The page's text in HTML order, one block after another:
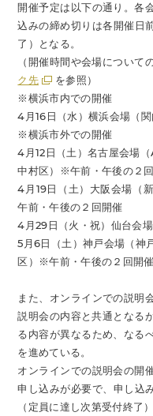
開催予定は以下の通り。各
込みの締め切りは各開催日
了）となる。
（開催時間や会場について
ク先
を参照）
※横浜市内での開催
4月16日（水）横浜会場（関
※横浜市外での開催
4月12日（土）名古屋会場
中村区）※午前・午後の２
4月19日（土）大阪会場（
午前・午後の２回開催
4月29日（火・祝）仙台会
5月6日（土）神戸会場（神
区）※午前・午後の２回開催
また、オンラインでの説明
説明会の内容と共通となる
る内容が異なるため、なる
を進めている。
オンラインでの説明会の開
申し込みが必要で、申し込
（定員に達し次第受付終了